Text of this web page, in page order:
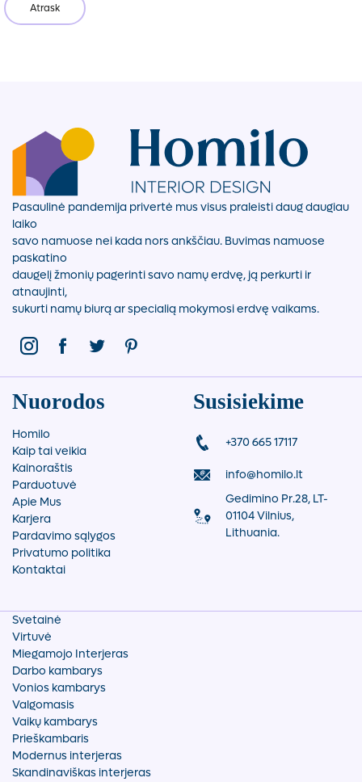
Atrask
Pasaulinė pandemija privertė mus visus praleisti daug daugiau
laiko
savo namuose nei kada nors ankščiau. Buvimas namuose
paskatino
daugelį žmonių pagerinti savo namų erdvę, ją perkurti ir
atnaujinti,
sukurti namų biurą ar specialią mokymosi erdvę vaikams.
Nuorodos
Homilo
Kaip tai veikia
Kainoraštis
Parduotuvė
Apie Mus
Karjera
Pardavimo sąlygos
Privatumo politika
Kontaktai
Susisiekime
+370 665 17117
info@homilo.lt
Gedimino Pr.28, LT-
01104 Vilnius,
Lithuania.
Svetainė
Virtuvė
Miegamojo Interjeras
Darbo kambarys
Vonios kambarys
Valgomasis
Vaikų kambarys
Prieškambaris
Modernus interjeras
Skandinaviškas interjeras